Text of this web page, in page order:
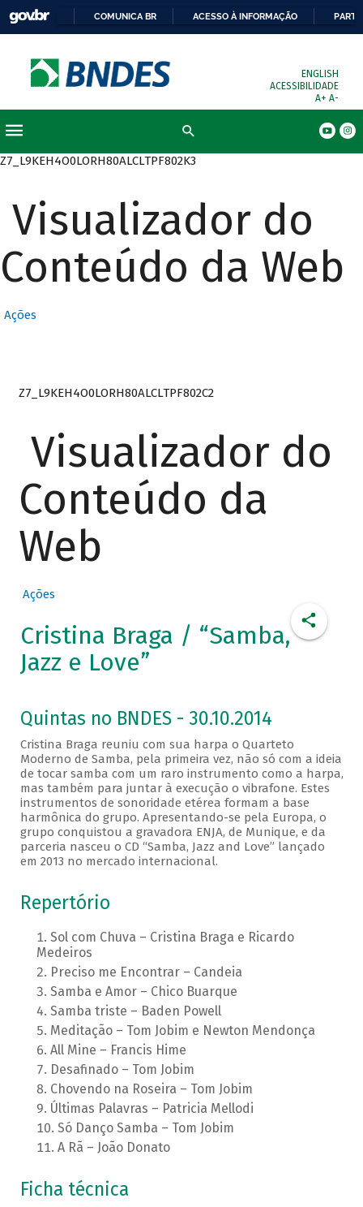
COMUNICA BR ACESSO À INFORMAÇÃO
ENGLISH
ACESSIBILIDADE
A+ A-
Z7_L9KEH4O0LORH80ALCLTPF802K3
Visualizador do
Conteúdo da Web
Ações
Z7_L9KEH4O0LORH80ALCLTPF802C2
Visualizador do
Conteúdo da
Web
Ações
Cristina Braga / “Samba,
Jazz e Love”
Quintas no BNDES - 30.10.2014
Cristina Braga reuniu com sua harpa o Quarteto
Moderno de Samba, pela primeira vez, não só com a ideia
de tocar samba com um raro instrumento como a harpa,
mas também para juntar à execução o vibrafone. Estes
instrumentos de sonoridade etérea formam a base
harmônica do grupo. Apresentando-se pela Europa, o
grupo conquistou a gravadora ENJA, de Munique, e da
parceria nasceu o CD “Samba, Jazz and Love” lançado
em 2013 no mercado internacional.
Repertório
Sol com Chuva – Cristina Braga e Ricardo
Medeiros
Preciso me Encontrar – Candeia
Samba e Amor – Chico Buarque
Samba triste – Baden Powell
Meditação – Tom Jobim e Newton Mendonça
All Mine – Francis Hime
Desafinado – Tom Jobim
Chovendo na Roseira – Tom Jobim
Últimas Palavras – Patricia Mellodi
Só Danço Samba – Tom Jobim
A Rã – João Donato
Ficha técnica